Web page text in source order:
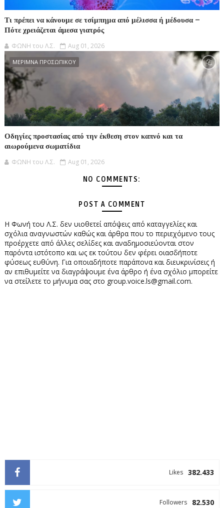
Τι πρέπει να κάνουμε σε τσίμπημα από μέλισσα ή μέδουσα –
Πότε χρειάζεται άμεσα γιατρός
ΦΩΝΗ του Λ.Σ. Aug 01, 2026
ΜΕΡΙΜΝΑ ΠΡΟΣΩΠΙΚΟΥ
Οδηγίες προστασίας από την έκθεση στον καπνό και τα
αιωρούμενα σωματίδια
ΦΩΝΗ του Λ.Σ. Aug 01, 2026
NO COMMENTS:
POST A COMMENT
Η Φωνή του Λ.Σ. δεν υιοθετεί απόψεις από καταγγελίες και
σχόλια αναγνωστών καθώς και άρθρα που το περιεχόμενο τους
προέρχετε από άλλες σελίδες και αναδημοσιεύονται στον
παρόντα ιστότοπο και ως εκ τούτου δεν φέρει οιασδήποτε
φύσεως ευθύνη. Για οποιαδήποτε παράπονα και διευκρινίσεις ή
αν επιθυμείτε να διαγράψουμε ένα άρθρο ή ένα σχόλιο μπορείτε
να στείλετε το μήνυμα σας στο group.voice.ls@gmail.com.
382.433
Likes
82.530
Followers